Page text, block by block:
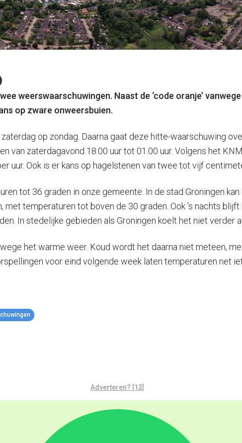
weerswaarschuwingen. Naast de ‘code oranje’
op zware onweersbuien.
op zondag. Daarna gaat deze hitte-waarschuwing
van zaterdagavond 18.00 uur tot 01.00 uur. Volgens het
uur. Ook is er kans op hagelstenen van twee tot vijf
tot 36 graden in onze gemeente. In de stad Groningen
temperaturen tot boven de 30 graden. Ook ’s nachts
In stedelijke gebieden als Groningen koelt het niet verder
het warme weer. Koud wordt het daarna niet meteen,
voor eind volgende week laten temperaturen net
Adverteren? [12]